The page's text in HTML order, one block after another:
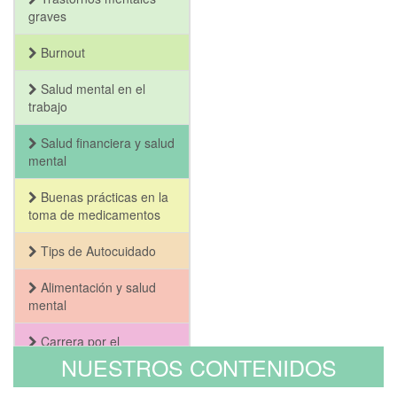
graves
Burnout
Salud mental en el
trabajo
Salud financiera y salud
mental
Buenas prácticas en la
toma de medicamentos
Tips de Autocuidado
Alimentación y salud
mental
Carrera por el
Bienestar y la Salud
MentalNUESTROS CONTENIDOS